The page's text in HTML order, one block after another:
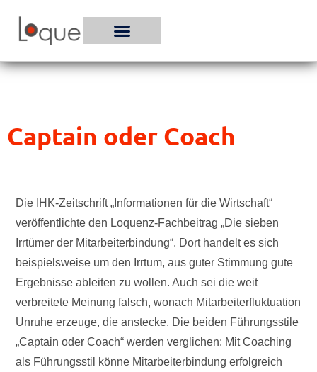
Inhalt
Captain oder Coach
Die IHK-Zeitschrift „Informationen für die Wirtschaft“
veröffentlichte den Loquenz-Fachbeitrag „Die sieben
Irrtümer der Mitarbeiterbindung“. Dort handelt es sich
beispielsweise um den Irrtum, aus guter Stimmung gute
Ergebnisse ableiten zu wollen. Auch sei die weit
verbreitete Meinung falsch, wonach Mitarbeiterfluktuation
Unruhe erzeuge, die anstecke. Die beiden Führungsstile
„Captain oder Coach“ werden verglichen: Mit Coaching
als Führungsstil könne Mitarbeiterbindung erfolgreich